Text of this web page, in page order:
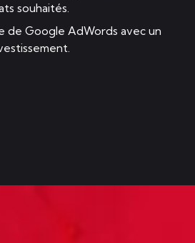
souhaités.
de Google AdWords avec un